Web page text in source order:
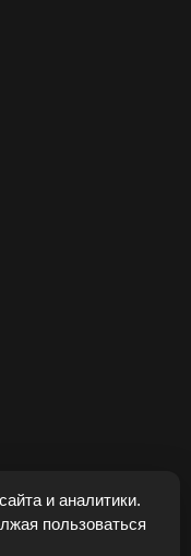
и аналитики.
пользоваться